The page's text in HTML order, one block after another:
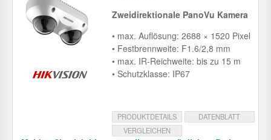
Zweidirektionale PanoVu Kamera
• max. Auflösung: 2688 × 1520 Pixel
• Festbrennweite: F1.6/2,8 mm
• max. IR-Reichweite: bis zu 15 m
• Schutzklasse: IP67
PRODUKTDETAILS
DATENBLATT
VERGLEICHEN